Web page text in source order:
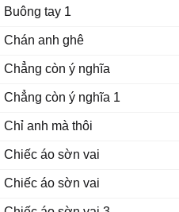
Buông tay 1
Chán anh ghê
Chẳng còn ý nghĩa
Chẳng còn ý nghĩa 1
Chỉ anh mà thôi
Chiếc áo sờn vai
Chiếc áo sờn vai